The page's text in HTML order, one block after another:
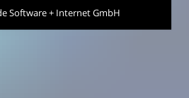
Software + Internet GmbH